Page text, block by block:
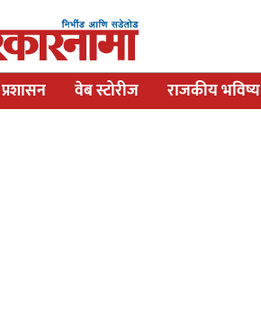
प्रशासन वेब स्टोरीज राजकीय भविष्य